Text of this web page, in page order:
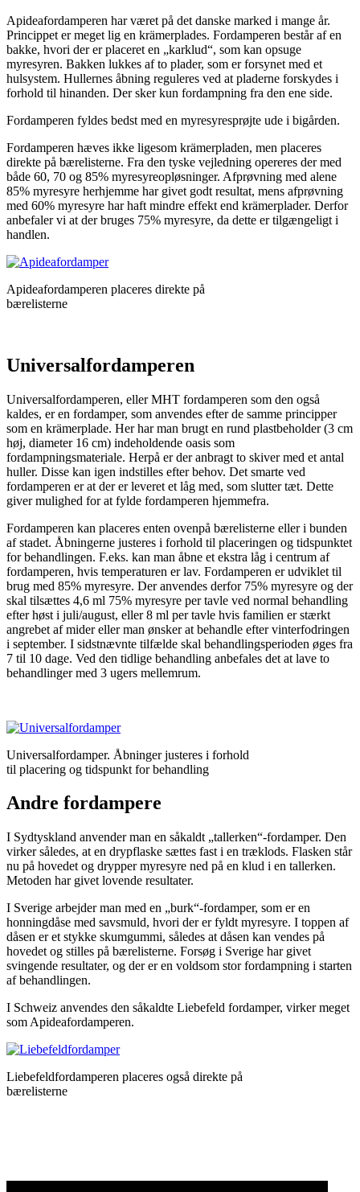
Apideafordamperen har været på det danske marked i mange år.
Princippet er meget lig en krämerplades. Fordamperen består af en
bakke, hvori der er placeret en „karklud“, som kan opsuge
myresyren. Bakken lukkes af to plader, som er forsynet med et
hulsystem. Hullernes åbning reguleres ved at pladerne forskydes i
forhold til hinanden. Der sker kun fordampning fra den ene side.
Fordamperen fyldes bedst med en myresyresprøjte ude i bigården.
Fordamperen hæves ikke ligesom krämerpladen, men placeres
direkte på bærelisterne. Fra den tyske vejledning opereres der med
både 60, 70 og 85% myresyreopløsninger. Afprøvning med alene
85% myresyre herhjemme har givet godt resultat, mens afprøvning
med 60% myresyre har haft mindre effekt end krämerplader. Derfor
anbefaler vi at der bruges 75% myresyre, da dette er tilgængeligt i
handlen.
Apideafordamperen placeres direkte på
bærelisterne
Universalfordamperen
Universalfordamperen, eller MHT fordamperen som den også
kaldes, er en fordamper, som anvendes efter de samme principper
som en krämerplade. Her har man brugt en rund plastbeholder (3 cm
høj, diameter 16 cm) indeholdende oasis som
fordampningsmateriale. Herpå er der anbragt to skiver med et antal
huller. Disse kan igen indstilles efter behov. Det smarte ved
fordamperen er at der er leveret et låg med, som slutter tæt. Dette
giver mulighed for at fylde fordamperen hjemmefra.
Fordamperen kan placeres enten ovenpå bærelisterne eller i bunden
af stadet. Åbningerne justeres i forhold til placeringen og tidspunktet
for behandlingen. F.eks. kan man åbne et ekstra låg i centrum af
fordamperen, hvis temperaturen er lav. Fordamperen er udviklet til
brug med 85% myresyre. Der anvendes derfor 75% myresyre og der
skal tilsættes 4,6 ml 75% myresyre per tavle ved normal behandling
efter høst i juli/august, eller 8 ml per tavle hvis familien er stærkt
angrebet af mider eller man ønsker at behandle efter vinterfodringen
i september. I sidstnævnte tilfælde skal behandlingsperioden øges fra
7 til 10 dage. Ved den tidlige behandling anbefales det at lave to
behandlinger med 3 ugers mellemrum.
Universalfordamper. Åbninger justeres i forhold
til placering og tidspunkt for behandling
Andre fordampere
I Sydtyskland anvender man en såkaldt „tallerken“-fordamper. Den
virker således, at en drypflaske sættes fast i en træklods. Flasken står
nu på hovedet og drypper myresyre ned på en klud i en tallerken.
Metoden har givet lovende resultater.
I Sverige arbejder man med en „burk“-fordamper, som er en
honningdåse med savsmuld, hvori der er fyldt myresyre. I toppen af
dåsen er et stykke skumgummi, således at dåsen kan vendes på
hovedet og stilles på bærelisterne. Forsøg i Sverige har givet
svingende resultater, og der er en voldsom stor fordampning i starten
af behandlingen.
I Schweiz anvendes den såkaldte Liebefeld fordamper, virker meget
som Apideafordamperen.
Liebefeldfordamperen placeres også direkte på
bærelisterne